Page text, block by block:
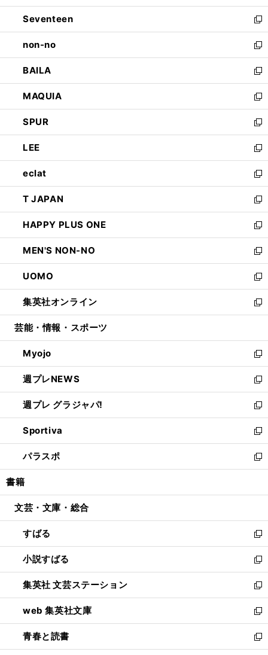
開
く
ウ
で
開
く
ン
ド
ウ
で
開
く
Seventeen
新
し
い
ウ
ィ
ン
ド
ウ
で
開
く
non-no
新
し
い
ウ
ィ
ン
ド
ウ
で
開
く
BAILA
新
し
い
ウ
ィ
ン
ド
ウ
で
開
く
MAQUIA
新
し
い
ウ
ィ
ン
ド
ウ
で
開
く
SPUR
新
し
い
ウ
ィ
ン
ド
ウ
で
開
く
LEE
新
し
い
ウ
ィ
ン
ド
ウ
で
開
く
eclat
新
し
い
ウ
ィ
ン
ド
ウ
で
開
く
T JAPAN
新
し
い
ウ
ィ
ン
ド
ウ
で
開
HAPPY PLUS ONE
新
し
い
ウ
ィ
ン
ド
ウ
開
く
MEN'S NON-NO
新
し
い
ウ
ィ
ン
ウ
で
開
く
UOMO
新
し
い
ウ
ン
ド
ウ
で
開
く
集英社オンライン
新
し
ウ
ィ
ン
ド
ウ
で
開
く
芸能・情報・スポーツ
Myojo
新
し
い
ウ
ィ
ン
ド
ウ
で
開
週プレNEWS
新
し
い
ウ
ィ
ン
ド
ウ
開
週プレ グラジャパ!
新
し
い
ウ
ィ
ン
ウ
開
く
Sportiva
新
し
い
ウ
ン
ウ
で
開
く
パラスポ
新
し
ウ
ン
ド
ウ
で
開
く
書籍
文芸・文庫・総合
すばる
新
し
い
ウ
ィ
ン
ド
ウ
で
開
小説すばる
新
し
い
ウ
ィ
ン
ド
ウ
集英社 文芸ステーション
新
し
い
ウ
ィ
ン
web 集英社文庫
新
し
い
ウ
青春と読書
新
し